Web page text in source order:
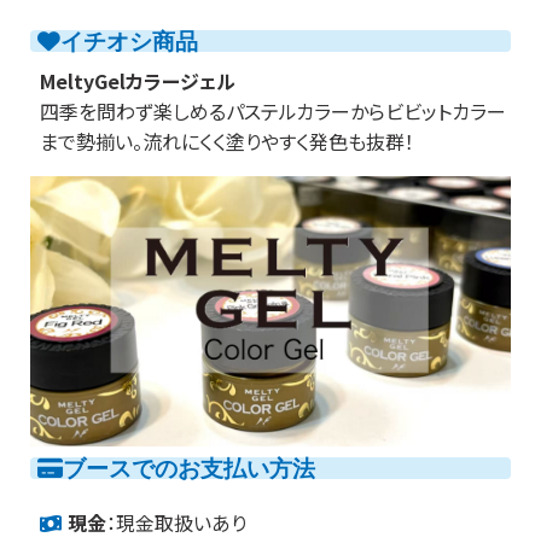
イチオシ商品
MeltyGelカラージェル
四季を問わず楽しめるパステルカラーからビビットカラー
まで勢揃い。流れにくく塗りやすく発色も抜群！
ブースでのお支払い方法
現金：現金取扱いあり